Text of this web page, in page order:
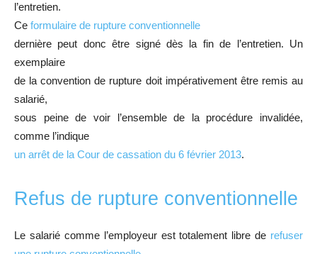
l’entretien.
Ce formulaire de rupture conventionnelle
dernière peut donc être signé dès la fin de l’entretien. Un
exemplaire
de la convention de rupture doit impérativement être remis au
salarié,
sous peine de voir l’ensemble de la procédure invalidée,
comme l’indique
un arrêt de la Cour de cassation du 6 février 2013.
Refus de rupture conventionnelle
Le salarié comme l’employeur est totalement libre de refuser